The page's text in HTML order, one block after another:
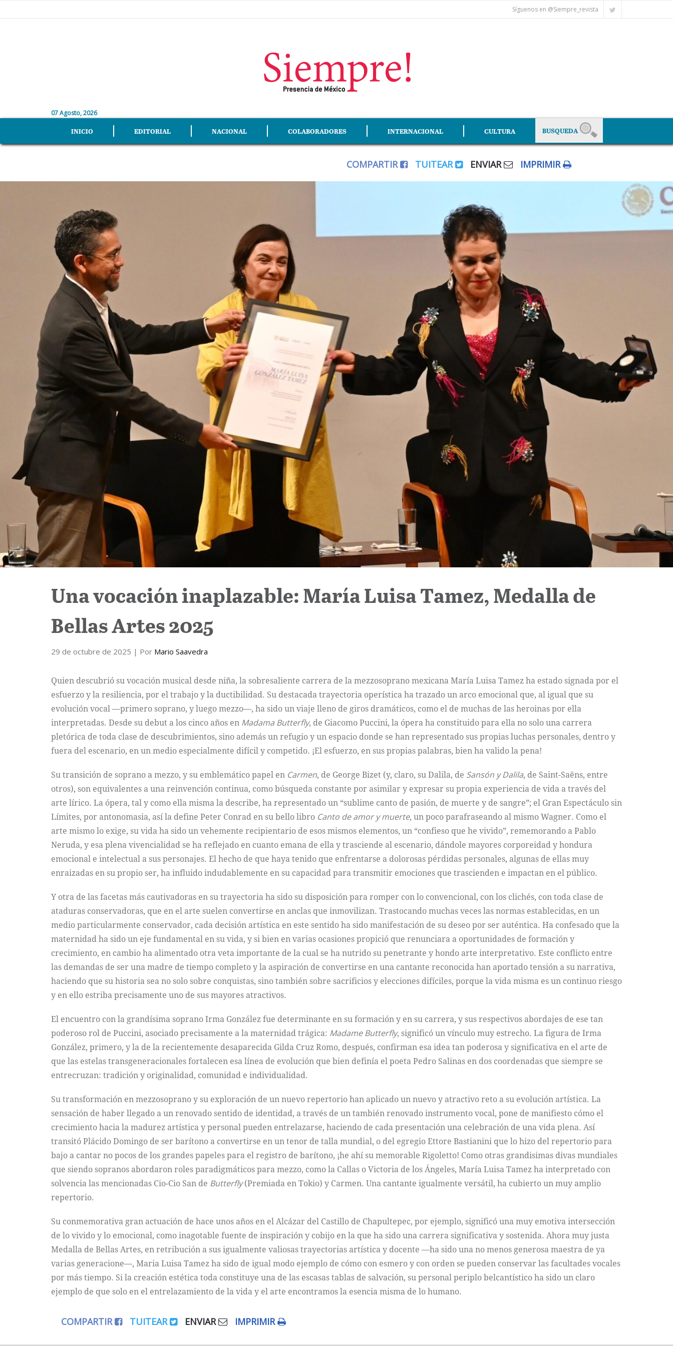
Síguenos en @Siempre_revista
07 Agosto, 2026
INICIO EDITORIAL NACIONAL COLABORADORES INTERNACIONAL CULTURA
COMPARTIR TUITEAR ENVIAR IMPRIMIR
Una vocación inaplazable: María Luisa Tamez, Medalla de
Bellas Artes 2025
29 de octubre de 2025 | Por Mario Saavedra
Quien descubrió su vocación musical desde niña, la sobresaliente carrera de la mezzosoprano mexicana María Luisa Tamez ha estado signada por el
esfuerzo y la resiliencia, por el trabajo y la ductibilidad. Su destacada trayectoria operística ha trazado un arco emocional que, al igual que su
evolución vocal ––primero soprano, y luego mezzo––, ha sido un viaje lleno de giros dramáticos, como el de muchas de las heroinas por ella
interpretadas. Desde su debut a los cinco años en Madama Butterfly, de Giacomo Puccini, la ópera ha constituido para ella no solo una carrera
pletórica de toda clase de descubrimientos, sino además un refugio y un espacio donde se han representado sus propias luchas personales, dentro y
fuera del escenario, en un medio especialmente difícil y competido. ¡El esfuerzo, en sus propias palabras, bien ha valido la pena!
Su transición de soprano a mezzo, y su emblemático papel en Carmen, de George Bizet (y, claro, su Dalila, de Sansón y Dalila, de Saint-Saëns, entre
otros), son equivalentes a una reinvención continua, como búsqueda constante por asimilar y expresar su propia experiencia de vida a través del
arte lírico. La ópera, tal y como ella misma la describe, ha representado un “sublime canto de pasión, de muerte y de sangre”; el Gran Espectáculo sin
Límites, por antonomasia, así la define Peter Conrad en su bello libro Canto de amor y muerte, un poco parafraseando al mismo Wagner. Como el
arte mismo lo exige, su vida ha sido un vehemente recipientario de esos mismos elementos, un “confieso que he vivido”, rememorando a Pablo
Neruda, y esa plena vivencialidad se ha reflejado en cuanto emana de ella y trasciende al escenario, dándole mayores corporeidad y hondura
emocional e intelectual a sus personajes. El hecho de que haya tenido que enfrentarse a dolorosas pérdidas personales, algunas de ellas muy
enraizadas en su propio ser, ha influido indudablemente en su capacidad para transmitir emociones que trascienden e impactan en el público.
Y otra de las facetas más cautivadoras en su trayectoria ha sido su disposición para romper con lo convencional, con los clichés, con toda clase de
ataduras conservadoras, que en el arte suelen convertirse en anclas que inmovilizan. Trastocando muchas veces las normas establecidas, en un
medio particularmente conservador, cada decisión artística en este sentido ha sido manifestación de su deseo por ser auténtica. Ha confesado que la
maternidad ha sido un eje fundamental en su vida, y si bien en varias ocasiones propició que renunciara a oportunidades de formación y
crecimiento, en cambio ha alimentado otra veta importante de la cual se ha nutrido su penetrante y hondo arte interpretativo. Este conflicto entre
las demandas de ser una madre de tiempo completo y la aspiración de convertirse en una cantante reconocida han aportado tensión a su narrativa,
haciendo que su historia sea no solo sobre conquistas, sino también sobre sacrificios y elecciones difíciles, porque la vida misma es un continuo riesgo
y en ello estriba precisamente uno de sus mayores atractivos.
El encuentro con la grandísima soprano Irma González fue determinante en su formación y en su carrera, y sus respectivos abordajes de ese tan
poderoso rol de Puccini, asociado precisamente a la maternidad trágica: Madame Butterfly, significó un vínculo muy estrecho. La figura de Irma
González, primero, y la de la recientemente desaparecida Gilda Cruz Romo, después, confirman esa idea tan poderosa y significativa en el arte de
que las estelas transgeneracionales fortalecen esa línea de evolución que bien definía el poeta Pedro Salinas en dos coordenadas que siempre se
entrecruzan: tradición y originalidad, comunidad e individualidad.
Su transformación en mezzosoprano y su exploración de un nuevo repertorio han aplicado un nuevo y atractivo reto a su evolución artística. La
sensación de haber llegado a un renovado sentido de identidad, a través de un también renovado instrumento vocal, pone de manifiesto cómo el
crecimiento hacia la madurez artística y personal pueden entrelazarse, haciendo de cada presentación una celebración de una vida plena. Así
transitó Plácido Domingo de ser barítono a convertirse en un tenor de talla mundial, o del egregio Ettore Bastianini que lo hizo del repertorio para
bajo a cantar no pocos de los grandes papeles para el registro de barítono, ¡he ahí su memorable Rigoletto! Como otras grandisimas divas mundiales
que siendo sopranos abordaron roles paradigmáticos para mezzo, como la Callas o Victoria de los Ángeles, María Luisa Tamez ha interpretado con
solvencia las mencionadas Cio-Cio San de Butterfly(Premiada en Tokio) y Carmen. Una cantante igualmente versátil, ha cubierto un muy amplio
repertorio.
Su conmemorativa gran actuación de hace unos años en el Alcázar del Castillo de Chapultepec, por ejemplo, significó una muy emotiva intersección
de lo vivido y lo emocional, como inagotable fuente de inspiración y cobijo en la que ha sido una carrera significativa y sostenida. Ahora muy justa
Medalla de Bellas Artes, en retribución a sus igualmente valiosas trayectorias artística y docente ––ha sido una no menos generosa maestra de ya
varias generacione––, Maria Luisa Tamez ha sido de igual modo ejemplo de cómo con esmero y con orden se pueden conservar las facultades vocales
por más tiempo. Si la creación estética toda constituye una de las escasas tablas de salvación, su personal periplo belcantístico ha sido un claro
ejemplo de que solo en el entrelazamiento de la vida y el arte encontramos la esencia misma de lo humano.
COMPARTIR TUITEAR ENVIAR IMPRIMIR